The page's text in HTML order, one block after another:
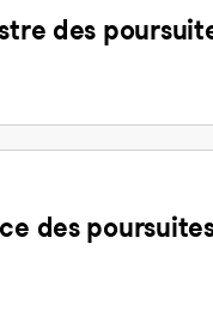
des
des